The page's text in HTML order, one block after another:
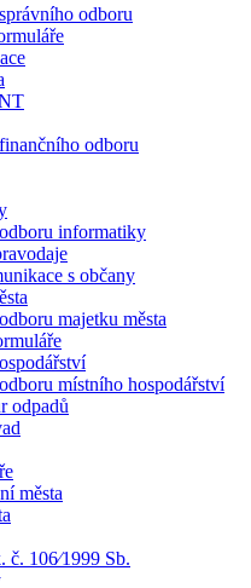
odboru
odboru
informatiky
s občany
majetku města
místního hospodářství
odpadů
města
č. 106⁄1999 Sb.